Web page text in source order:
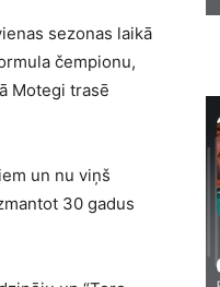
sezonas laikā
čempionu,
Motegi trasē
un nu viņš
30 gadus